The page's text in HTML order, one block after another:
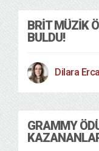
BRIT MÜZIK
BULDU!
Dilara
GRAMMY